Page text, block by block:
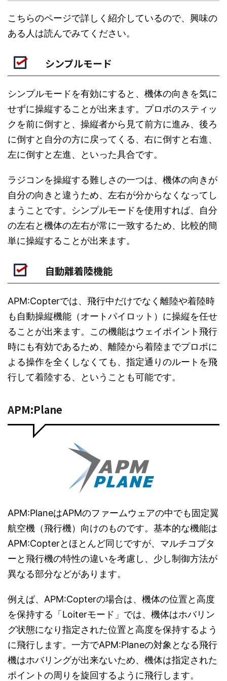
こちらのページで詳しく紹介しているので、興味の
ある人は読んでみてください。
シンプルモード
シンプルモードを有効にすると、機体の向きを気に
せずに操縦することが出来ます。プロポのスティッ
クを前に倒すと、操縦者から見て前方に進み、後ろ
に倒すと自分の方に戻ってくる、右に倒すと右進、
左に倒すと左進、といった具合です。
ラジコンを操縦する難しさの一つは、機体の向きが
自分の向きと違うため、左右が分からなくなってし
まうことです。シンプルモードを使用すれば、自分
の左右と機体の左右が常に一致するため、比較的簡
単に操縦することが出来ます。
自動離着陸機能
APM:Copterでは、飛行中だけでなく離陸や着陸時
も自動操縦機能（オートパイロット）に操縦を任せ
ることが出来ます。この機能はウェイポイント飛行
時にも有効であるため、離陸から着陸までプロポに
よる操作を全くしなくても、指定通りのルートを飛
行して着陸する、ということも可能です。
APM:Plane
APM:PlaneはAPMのファームウェアの中でも固定翼
航空機（飛行機）向けのものです。基本的な機能は
APM:Copterとほとんど同じですが、マルチコプタ
ーと飛行機の特性の違いを考慮し、少し制御方法が
異なる部分などがあります。
例えば、APM:Copterの場合は、機体の位置と高度
を保持する「Loiterモード」では、機体はホバリン
グ状態になり指定された位置と高度を保持するよう
に飛行します。一方でAPM:Planeの対象となる飛行
機はホバリングが出来ないため、機体は指定された
ポイントの周りを旋回するように飛行します。